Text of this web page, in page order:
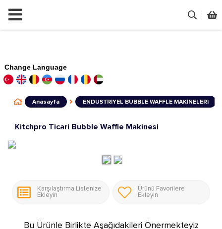
Change Language
Anasayfa ENDÜSTRİYEL BUBBLE WAFFLE MAKİNELERİ
Kitchpro Ticari Bubble Waffle Makinesi
Karşılaştırma Listenize
Ekleyin
Ürünü Favorilere
Ekleyin
Bu Ürünle Birlikte Aşağıdakileri Önermekteyiz